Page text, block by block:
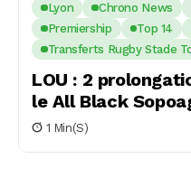
Lyon Chrono News
Premiership
Top 14
Transferts Rugby Stade
LOU : 2
le All Black
1 Min(s)